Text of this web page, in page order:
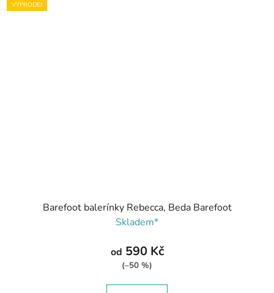
VÝPRODEJ
Barefoot balerínky Rebecca, Beda Barefoot
Skladem*
od 590 Kč
(–50 %)